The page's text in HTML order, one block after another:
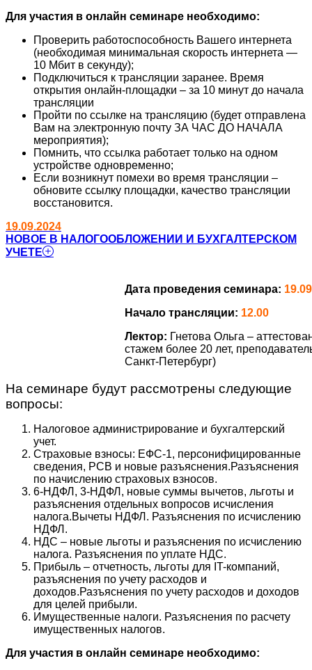
Для участия в онлайн семинаре необходимо:
Проверить работоспособность Вашего интернета
(необходимая минимальная скорость интернета —
10 Мбит в секунду);
Подключиться к трансляции заранее. Время
открытия онлайн-площадки – за 10 минут до начала
трансляции
Пройти по ссылке на трансляцию (будет отправлена
Вам на электронную почту ЗА ЧАС ДО НАЧАЛА
мероприятия);
Помнить, что ссылка работает только на одном
устройстве одновременно;
Если возникнут помехи во время трансляции –
обновите ссылку площадки, качество трансляции
восстановится.
19.09.2024
НОВОЕ В НАЛОГООБЛОЖЕНИИ И БУХГАЛТЕРСКОМ
УЧЕТЕ
Дата проведения семинара:
Начало трансляции: 12.00
Лектор: Гнетова Ольга –
стажем более 20 лет,
Санкт-Петербург)
На семинаре будут рассмотрены следующие
вопросы:
Налоговое администрирование и бухгалтерский
учет.
Страховые взносы: ЕФС-1, персонифицированные
сведения, РСВ и новые разъяснения.Разъяснения
по начислению страховых взносов.
6-НДФЛ, 3-НДФЛ, новые суммы вычетов, льготы и
разъяснения отдельных вопросов исчисления
налога.Вычеты НДФЛ. Разъяснения по исчислению
НДФЛ.
НДС – новые льготы и разъяснения по исчислению
налога. Разъяснения по уплате НДС.
Прибыль – отчетность, льготы для IT-компаний,
разъяснения по учету расходов и
доходов.Разъяснения по учету расходов и доходов
для целей прибыли.
Имущественные налоги. Разъяснения по расчету
имущественных налогов.
Для участия в онлайн семинаре необходимо: